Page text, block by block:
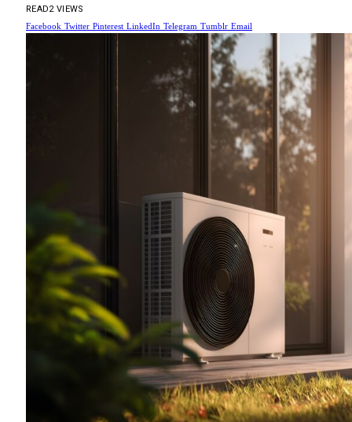
READ2 VIEWS
Facebook Twitter Pinterest LinkedIn Telegram Tumblr Email